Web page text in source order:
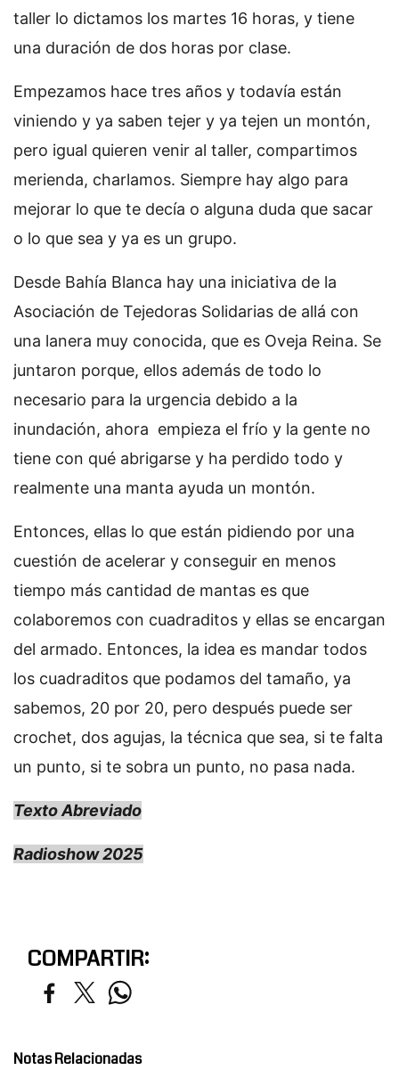
taller lo dictamos los martes 16 horas, y tiene
una duración de dos horas por clase.
Empezamos hace tres años y todavía están
viniendo y ya saben tejer y ya tejen un montón,
pero igual quieren venir al taller, compartimos
merienda, charlamos. Siempre hay algo para
mejorar lo que te decía o alguna duda que sacar
o lo que sea y ya es un grupo.
Desde Bahía Blanca hay una iniciativa de la
Asociación de Tejedoras Solidarias de allá con
una lanera muy conocida, que es Oveja Reina. Se
juntaron porque, ellos además de todo lo
necesario para la urgencia debido a la
inundación, ahora empieza el frío y la gente no
tiene con qué abrigarse y ha perdido todo y
realmente una manta ayuda un montón.
Entonces, ellas lo que están pidiendo por una
cuestión de acelerar y conseguir en menos
tiempo más cantidad de mantas es que
colaboremos con cuadraditos y ellas se encargan
del armado. Entonces, la idea es mandar todos
los cuadraditos que podamos del tamaño, ya
sabemos, 20 por 20, pero después puede ser
crochet, dos agujas, la técnica que sea, si te falta
un punto, si te sobra un punto, no pasa nada.
Texto Abreviado
Radioshow 2025
COMPARTIR:
Notas Relacionadas